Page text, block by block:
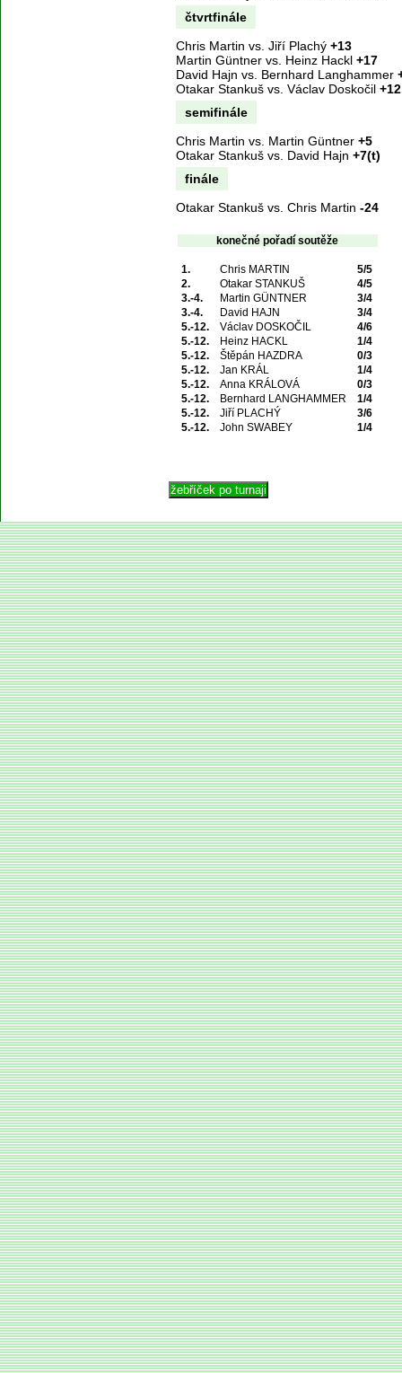
čtvrtfinále
Chris Martin vs. Jiří Plachý +13
Martin Güntner vs. Heinz Hackl +17
David Hajn vs. Bernhard Langhammer
Otakar Stankuš vs. Václav Doskočil +12
semifinále
Chris Martin vs. Martin Güntner +5
Otakar Stankuš vs. David Hajn +7(t)
finále
Otakar Stankuš vs. Chris Martin -24
konečné pořadí soutěže
1. Chris MARTIN
5/5
2.
Otakar STANKUŠ
4/5
3.-4.
Martin GÜNTNER
3/4
3.-4.
David HAJN
3/4
5.-12.
Václav DOSKOČIL
4/6
5.-12.
Heinz HACKL
1/4
5.-12.
Štěpán HAZDRA
0/3
5.-12.
Jan KRÁL
1/4
5.-12.
Anna KRÁLOVÁ
0/3
5.-12.
Bernhard LANGHAMMER
1/4
5.-12.
Jiří PLACHÝ
3/6
5.-12.
John SWABEY 1/4